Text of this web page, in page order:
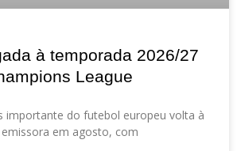
à temporada 2026/27
League
importante do futebol europeu volta à
em agosto, com